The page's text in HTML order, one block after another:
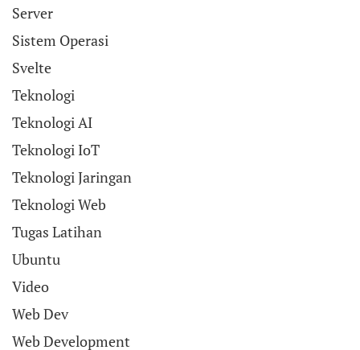
Server
Sistem Operasi
Svelte
Teknologi
Teknologi AI
Teknologi IoT
Teknologi Jaringan
Teknologi Web
Tugas Latihan
Ubuntu
Video
Web Dev
Web Development